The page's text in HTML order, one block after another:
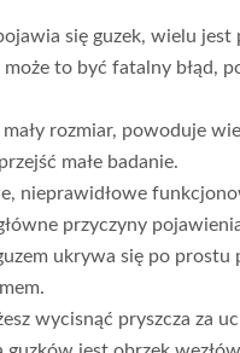
się guzek, wielu
może to być fatalny błąd,
mały rozmiar, powoduje
małe badanie.
nieprawidłowe
przyczyny
ukrywa się po
wycisnąć pryszcza za